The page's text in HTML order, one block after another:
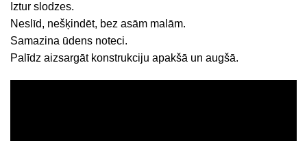
Iztur slodzes.
Neslīd, nešķindēt, bez asām malām.
Samazina ūdens noteci.
Palīdz aizsargāt konstrukciju apakšā un augšā.